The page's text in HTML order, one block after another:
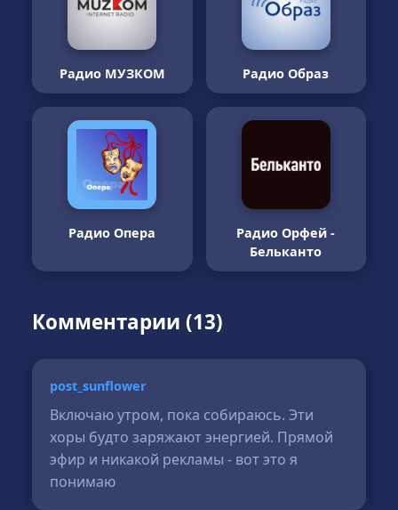
Радио МУЗКОМ Радио Образ
Радио Опера
Радио Орфей -
Бельканто
Комментарии (13)
post_sunflower
Включаю утром, пока собираюсь. Эти
хоры будто заряжают энергией. Прямой
эфир и никакой рекламы - вот это я
понимаю